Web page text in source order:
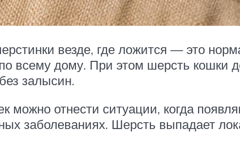
везде, где ложится — это
всему дому. При этом шерсть кошки
залысин.
можно отнести ситуации, когда
заболеваниях. Шерсть выпадает